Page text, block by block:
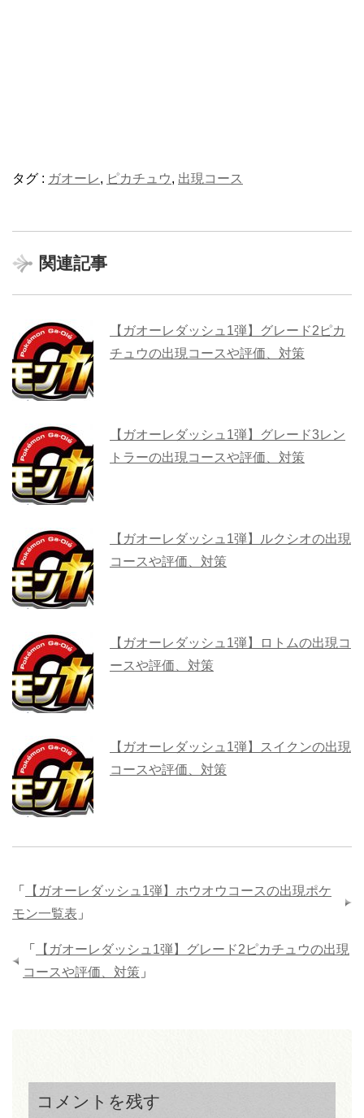
タグ : ガオーレ, ピカチュウ, 出現コース
関連記事
【ガオーレダッシュ1弾】グレード2ピカ
チュウの出現コースや評価、対策
【ガオーレダッシュ1弾】グレード3レン
トラーの出現コースや評価、対策
【ガオーレダッシュ1弾】ルクシオの出現
コースや評価、対策
【ガオーレダッシュ1弾】ロトムの出現コ
ースや評価、対策
【ガオーレダッシュ1弾】スイクンの出現
コースや評価、対策
「
【ガオーレダッシュ1弾】ホウオウコースの出現ポケ
モン一覧表 」
「
【ガオーレダッシュ1弾】グレード2ピカチュウの出現
コースや評価、対策 」
コメントを残す